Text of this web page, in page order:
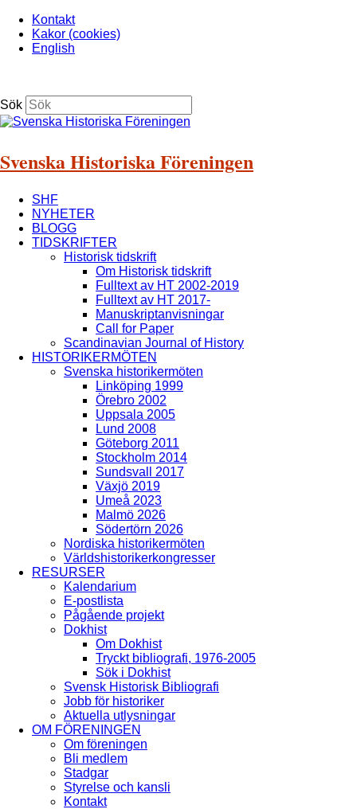
Kontakt
Kakor (cookies)
English
Sök
Svenska Historiska Föreningen
SHF
NYHETER
BLOGG
TIDSKRIFTER
Historisk tidskrift
Om Historisk tidskrift
Fulltext av HT 2002-2019
Fulltext av HT 2017-
Manuskriptanvisningar
Call for Paper
Scandinavian Journal of History
HISTORIKERMÖTEN
Svenska historikermöten
Linköping 1999
Örebro 2002
Uppsala 2005
Lund 2008
Göteborg 2011
Stockholm 2014
Sundsvall 2017
Växjö 2019
Umeå 2023
Malmö 2026
Södertörn 2026
Nordiska historikermöten
Världshistorikerkongresser
RESURSER
Kalendarium
E-postlista
Pågående projekt
Dokhist
Om Dokhist
Tryckt bibliografi, 1976-2005
Sök i Dokhist
Svensk Historisk Bibliografi
Jobb för historiker
Aktuella utlysningar
OM FÖRENINGEN
Om föreningen
Bli medlem
Stadgar
Styrelse och kansli
Kontakt